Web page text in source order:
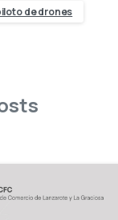
de drones